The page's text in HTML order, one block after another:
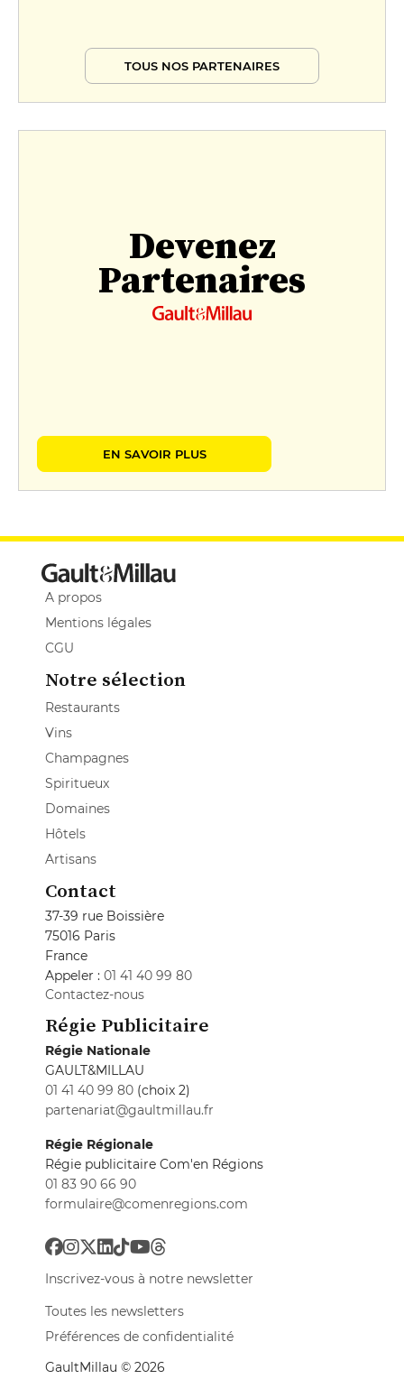
TOUS NOS PARTENAIRES
Devenez
Partenaires
EN SAVOIR PLUS
A propos
Mentions légales
CGU
Notre sélection
Restaurants
Vins
Champagnes
Spiritueux
Domaines
Hôtels
Artisans
Contact
37-39 rue Boissière
75016 Paris
France
Appeler : 01 41 40 99 80
Contactez-nous
Régie Publicitaire
Régie Nationale
GAULT&MILLAU
01 41 40 99 80 (choix 2)
partenariat@gaultmillau.fr
Régie Régionale
Régie publicitaire Com'en Régions
01 83 90 66 90
formulaire@comenregions.com
Inscrivez-vous à notre newsletter
Toutes les newsletters
Préférences de confidentialité
GaultMillau © 2026